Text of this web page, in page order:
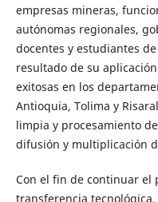
empresas mineras,
autónomas regionales,
docentes y estudiantes
resultado de su
exitosas en los
Antioquia, Tolima y
limpia y procesamiento
difusión y multiplicación
Con el fin de continuar el
transferencia